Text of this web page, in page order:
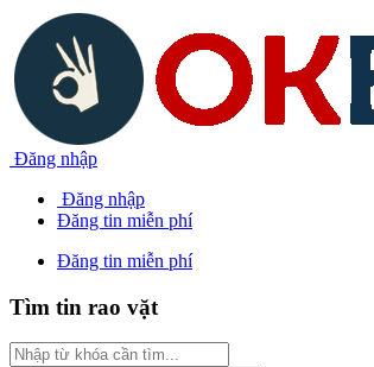
Đăng nhập
Đăng nhập
Đăng tin miễn phí
Đăng tin miễn phí
Tìm tin rao vặt